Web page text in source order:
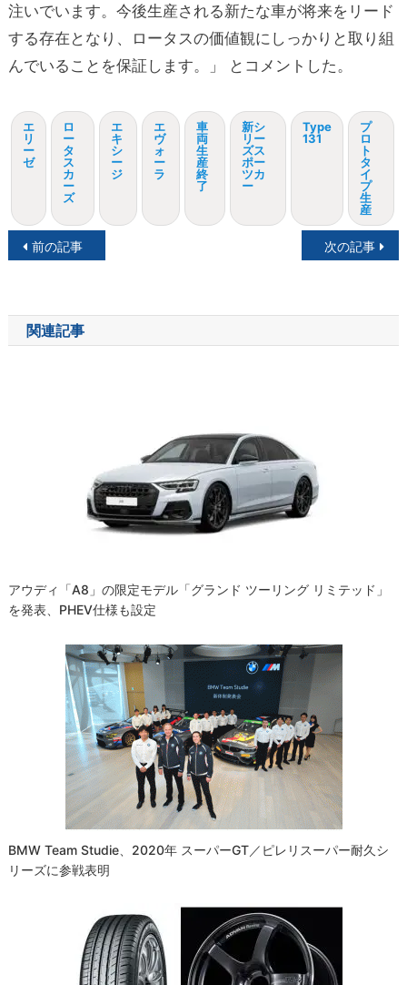
注いでいます。今後生産される新たな車が将来をリード
する存在となり、ロータスの価値観にしっかりと取り組
んでいることを保証します。」 とコメントした。
エ
リ
ー
ゼ
ロ
ー
タ
ス
カ
ー
ズ
エ
キ
シ
ー
ジ
エ
ヴ
ォ
ー
ラ
車
両
生
産
終
了
新シ
リー
ズス
ポー
ツカ
ー
Type
131
プ
ロ
ト
タ
イ
プ
生
産
投
ナ
ビ
前の記事 次の記事
関連記事
アウディ「A8」の限定モデル「グランド ツーリング リミテッド」
を発表、PHEV仕様も設定
BMW Team Studie、2020年 スーパーGT／ピレリスーパー耐久シ
リーズに参戦表明